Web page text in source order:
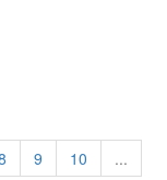
9 10
...